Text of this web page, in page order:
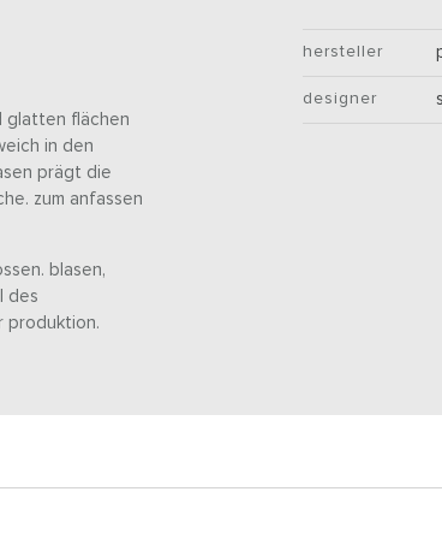
glatten flächen
in den
prägt die
zum anfassen
blasen,
des
produktion.
hersteller
designer